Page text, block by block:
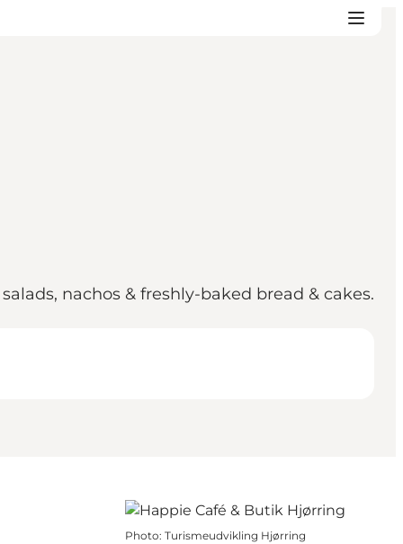
nachos & freshly-baked bread & cakes.
Photo: Turismeudvikling Hjørring